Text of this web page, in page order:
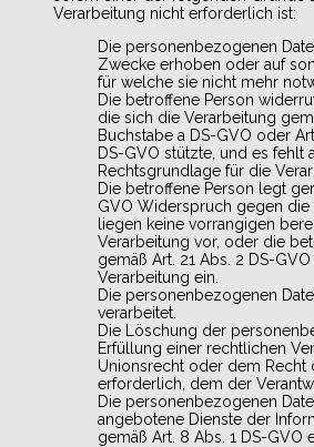
Verarbeitung nicht erforderlich ist:
Die personenbezogenen
Zwecke erhoben oder auf
für welche sie nicht mehr
Die betroffene Person
die sich die Verarbeitung
Buchstabe a DS-GVO oder
DS-GVO stützte, und es fehlt
Rechtsgrundlage für die
Die betroffene Person legt
GVO Widerspruch gegen die
liegen keine vorrangigen
Verarbeitung vor, oder die
gemäß Art. 21 Abs. 2 DS-
Verarbeitung ein.
Die personenbezogenen
verarbeitet.
Die Löschung der
Erfüllung einer rechtlichen
Unionsrecht oder dem Recht
erforderlich, dem der
Die personenbezogenen
angebotene Dienste der
gemäß Art. 8 Abs. 1 DS-GVO